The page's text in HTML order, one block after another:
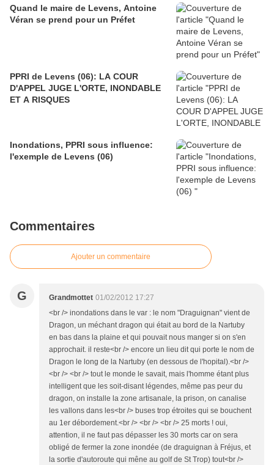
Quand le maire de Levens, Antoine
Véran se prend pour un Préfet
PPRI de Levens (06): LA COUR
D'APPEL JUGE L'ORTE, INONDABLE
ET A RISQUES
Inondations, PPRI sous influence:
l'exemple de Levens (06)
Commentaires
Ajouter un commentaire
G Grandmottet 01/02/2012 17:27
<br /> inondations dans le var : le nom "Draguignan" vient de
Dragon, un méchant dragon qui était au bord de la Nartuby
en bas dans la plaine et qui pouvait nous manger si on s'en
approchait. il reste<br /> encore un lieu dit qui porte le nom de
Dragon le long de la Nartuby (en dessous de l'hopital).<br />
<br /> <br /> tout le monde le savait, mais l'homme étant plus
intelligent que les soit-disant légendes, même pas peur du
dragon, on installe la zone artisanale, la prison, on canalise
les vallons dans les<br /> buses trop étroites qui se bouchent
au 1er débordement.<br /> <br /> <br /> 25 morts ! oui,
attention, il ne faut pas dépasser les 30 morts car on sera
obligé de fermer la zone inondée (de draguignan à Fréjus, et
la sortie d'autoroute qui mêne au golf de St Trop) tout<br />